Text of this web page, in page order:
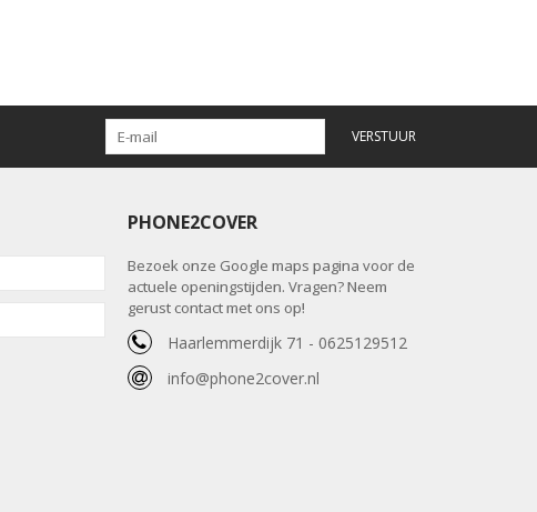
VERSTUUR
PHONE2COVER
Bezoek onze Google maps pagina voor de
actuele openingstijden. Vragen? Neem
gerust contact met ons op!
Haarlemmerdijk 71 - 0625129512
info@phone2cover.nl